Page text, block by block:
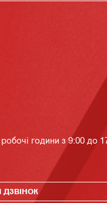
години з 9:00 до